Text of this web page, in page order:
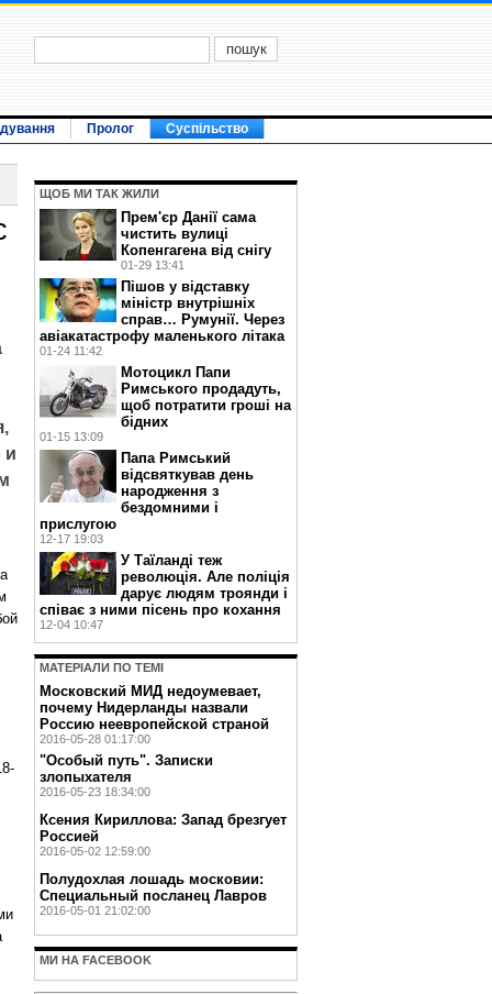
Пролог Суспільство
и
ЩОБ МИ ТАК ЖИЛИ
Прем'єр Данії сама
чистить вулиці
Копенгагена від снігу
01-29 13:41
Пішов у відставку
міністр внутрішніх
справ… Румунії. Через
авіакатастрофу маленького літака
01-24 11:42
Мотоцикл Папи
Римського продадуть,
щоб потратити гроші на
бідних
01-15 13:09
Папа Римський
відсвяткував день
народження з
бездомними і
прислугою
12-17 19:03
У Таїланді теж
революція. Але поліція
дарує людям троянди і
співає з ними пісень про кохання
12-04 10:47
МАТЕРIАЛИ ПО ТЕМI
Московский МИД недоумевает,
почему Нидерланды назвали
Россию неевропейской страной
2016-05-28 01:17:00
"Oсобый путь". Записки
злопыхателя
2016-05-23 18:34:00
Ксения Кириллова: Запад брезгует
Россией
2016-05-02 12:59:00
Полудохлая лошадь московии:
Специальный посланец Лавров
2016-05-01 21:02:00
МИ НА FACEBOOK